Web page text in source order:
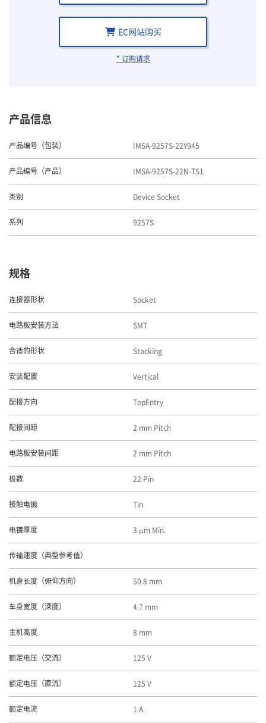
EC网站购买
* 订购请求
产品信息
产品编号（包装） IMSA-9257S-22Y945
产品编号（产品） IMSA-9257S-22N-TS1
类别 Device Socket
系列 9257S
规格
连接器形状 Socket
电路板安装方法 SMT
合适的形状 Stacking
安装配置 Vertical
配接方向 TopEntry
配接间距 2 mm Pitch
电路板安装间距 2 mm Pitch
极数 22 Pin
接触电镀 Tin
电镀厚度 3 μm Min.
传输速度（典型参考值）
机身长度（俯仰方向） 50.8 mm
车身宽度（深度） 4.7 mm
主机高度 8 mm
额定电压（交流） 125 V
额定电压（直流） 125 V
额定电流 1 A